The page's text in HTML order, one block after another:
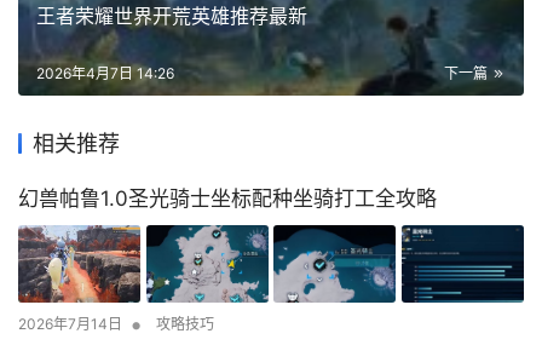
王者荣耀世界开荒英雄推荐最新
下一篇
2026年4月7日 14:26
相关推荐
幻兽帕鲁1.0圣光骑士坐标配种坐骑打工全攻略
2026年7月14日 • 攻略技巧